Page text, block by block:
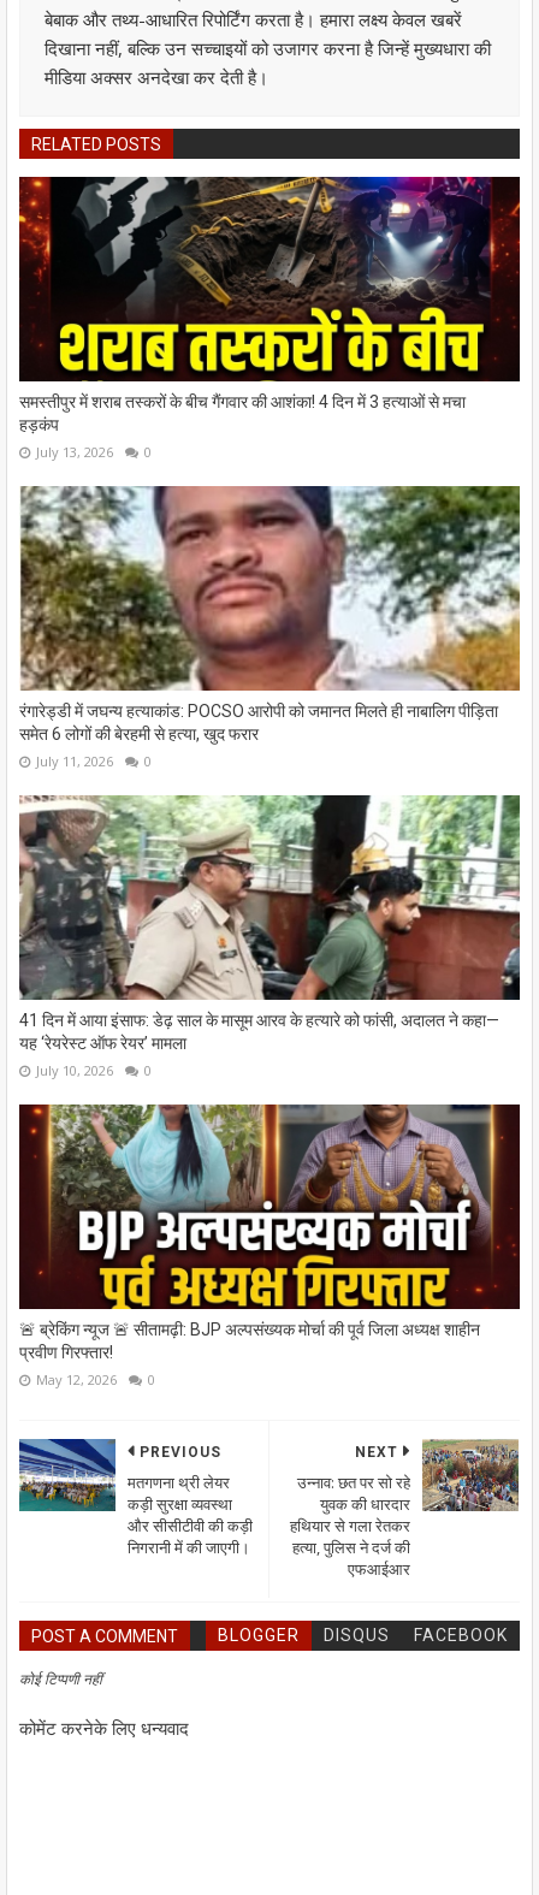
बेबाक और तथ्य-आधारित रिपोर्टिंग करता है। हमारा लक्ष्य केवल खबरें
दिखाना नहीं, बल्कि उन सच्चाइयों को उजागर करना है जिन्हें मुख्यधारा की
मीडिया अक्सर अनदेखा कर देती है।
RELATED POSTS
समस्तीपुर में शराब तस्करों के बीच गैंगवार की आशंका! 4 दिन में 3 हत्याओं से मचा
हड़कंप
July 13, 2026 0
रंगारेड्डी में जघन्य हत्याकांड: POCSO आरोपी को जमानत मिलते ही नाबालिग पीड़िता
समेत 6 लोगों की बेरहमी से हत्या, खुद फरार
July 11, 2026 0
41 दिन में आया इंसाफ: डेढ़ साल के मासूम आरव के हत्यारे को फांसी, अदालत ने कहा—
यह ‘रेयरेस्ट ऑफ रेयर’ मामला
July 10, 2026 0
🚨 ब्रेकिंग न्यूज 🚨 सीतामढ़ी: BJP अल्पसंख्यक मोर्चा की पूर्व जिला अध्यक्ष शाहीन
प्रवीण गिरफ्तार!
May 12, 2026 0
NEXT
उन्नाव: छत पर सो रहे
युवक की धारदार
हथियार से गला रेतकर
हत्या, पुलिस ने दर्ज की
एफआईआर
PREVIOUS
मतगणना थ्री लेयर
कड़ी सुरक्षा व्यवस्था
और सीसीटीवी की कड़ी
निगरानी में की जाएगी।
POST A COMMENT BLOGGER DISQUS FACEBOOK
कोई टिप्पणी नहीं
कोमेंट करनेके लिए धन्यवाद